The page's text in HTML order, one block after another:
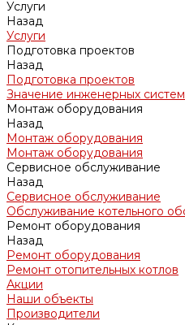
Услуги
Назад
Услуги
Подготовка проектов
Назад
Подготовка проектов
Значение инженерных
Монтаж оборудования
Назад
Монтаж оборудования
Монтаж оборудования
Сервисное обслуживание
Назад
Сервисное обслуживание
Обслуживание котельного
Ремонт оборудования
Назад
Ремонт оборудования
Ремонт отопительных котлов
Акции
Наши объекты
Производители